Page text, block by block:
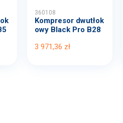
360108
Kompresor dwutłok
owy Black Pro B28
3 971,36 zł